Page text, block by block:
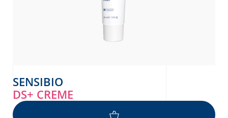
SENSIBIO
DS+ CREME